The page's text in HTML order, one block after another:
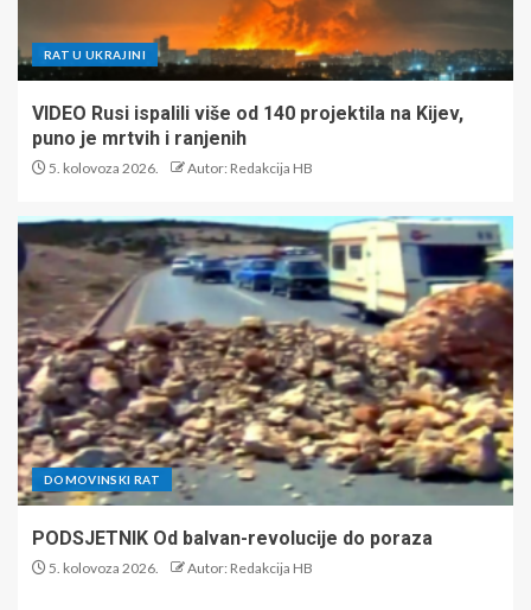
RAT U UKRAJINI
VIDEO Rusi ispalili više od 140 projektila na Kijev,
puno je mrtvih i ranjenih
5. kolovoza 2026. Autor: Redakcija HB
DOMOVINSKI RAT
PODSJETNIK Od balvan-revolucije do poraza
5. kolovoza 2026. Autor: Redakcija HB